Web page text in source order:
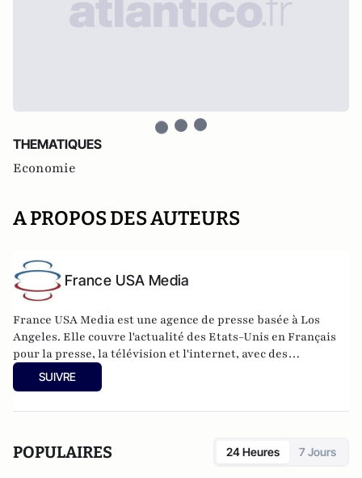
THEMATIQUES
Economie
A PROPOS DES AUTEURS
France USA Media
France USA Media est une agence de presse basée à Los
Angeles. Elle couvre l'actualité des Etats-Unis en Français
pour la presse, la télévision et l'internet, avec des
correspondants à New York, Washington, Austin, San
Francisco et L.A.
SUIVRE
POPULAIRES 24 Heures 7 Jours